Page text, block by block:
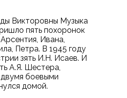
Викторовны Музыка
пять похоронок
Ивана,
Петра. В 1945 году
зять И.Н. Исаев. И
А.Я. Шестера,
боевыми
домой.